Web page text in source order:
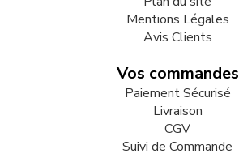
Mentions Légales
Avis Clients
Vos commandes
Paiement Sécurisé
Livraison
CGV
Suivi de Commande